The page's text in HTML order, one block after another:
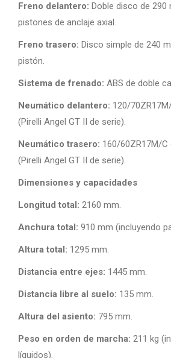
Freno delantero: Doble disco de 290
pistones de anclaje axial.
Freno trasero: Disco simple de 240
pistón.
Sistema de frenado: ABS de doble
Neumático delantero: 120/
(Pirelli Angel GT II de serie).
Neumático trasero: 160/60ZR17M/C
(Pirelli Angel GT II de serie).
Dimensiones y capacidades
Longitud total: 2160 mm.
Anchura total: 910 mm (incluyendo
Altura total: 1295 mm.
Distancia entre ejes: 1445 mm.
Distancia libre al suelo: 135 mm.
Altura del asiento: 795 mm.
Peso en orden de marcha: 211 kg
líquidos).